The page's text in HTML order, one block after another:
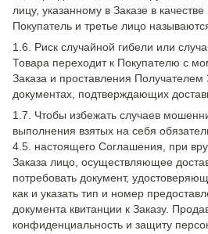
лицу, указанному в Заказе в
Покупатель и третье лицо
1.6. Риск случайной гибели или
Товара переходит к Покупателю с
Заказа и проставления Получателем
документах, подтверждающих
1.7. Чтобы избежать случаев
выполнения взятых на себя
4.5. настоящего Соглашения, при
Заказа лицо, осуществляющее
потребовать документ,
как и указать тип и номер
документа квитанции к Заказу.
конфиденциальность и защиту